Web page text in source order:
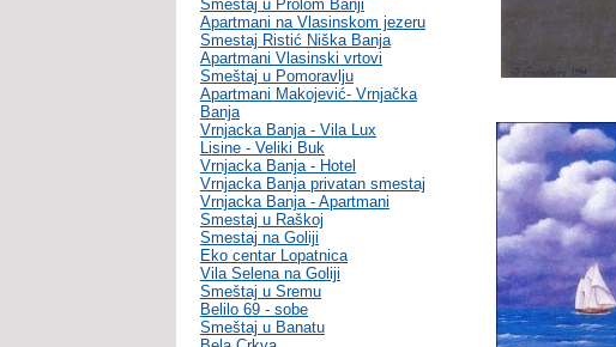
Smeštaj u Prolom Banji
Apartmani na Vlasinskom jezeru
Smestaj Ristić Niška Banja
Apartmani Vlasinski vrtovi
Smeštaj u Pomoravlju
Apartmani Makojević- Vrnjačka
Banja
Vrnjacka Banja - Vila Lux
Lisine - Veliki Buk
Vrnjacka Banja - Hotel
Vrnjacka Banja privatan smestaj
Vrnjacka Banja - Apartmani
Smestaj u Raškoj
Smestaj na Goliji
Eko centar Lopatnica
Vila Selena na Goliji
Smeštaj u Sremu
Belilo 69 - sobe
Smeštaj u Banatu